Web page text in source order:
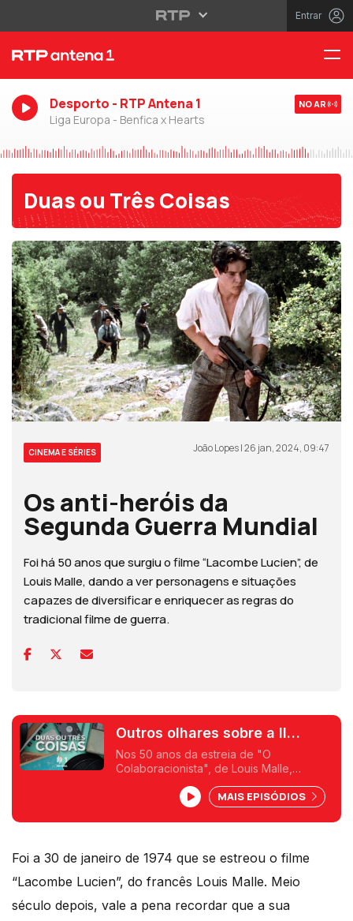
Entrar
Desporto - RTP Antena 1
Liga Europa - Benfica x Hearts
NO AR
Duas ou Três Coisas
CINEMA E SÉRIES João Lopes | 26 jan, 2024, 09:47
Os anti-heróis da
Segunda Guerra Mundial
Foi há 50 anos que surgiu o filme “Lacombe Lucien”, de
Louis Malle, dando a ver personagens e situações
capazes de diversificar e enriquecer as regras do
tradicional filme de guerra.
Outros olhares sobre a II
Guerra Mundial
Nos 50 anos da estreia de "O
Colaboracionista", de Louis Malle,
prismas diferentes sobre os tempos da II
Guerra Mundial. Tarkovsky, Cate
Shortland, Rossellini em destaque.
MAIS EPISÓDIOS
Foi a 30 de janeiro de 1974 que se estreou o filme
“Lacombe Lucien”, do francês Louis Malle. Meio
século depois, vale a pena recordar que a sua